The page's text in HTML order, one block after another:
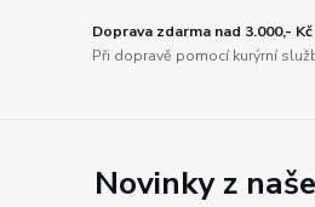
Doprava zdarma nad 3.000,- Kč
Při dopravě pomocí kurýrní
Novinky z